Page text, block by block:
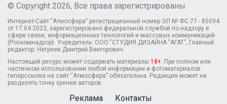
© Copyright 2026, Все права зарегистрированы
Интернет-Сайт "Атмосфера" регистрационный номер ЭЛ № ФС 77 - 85094
от 17.04.2023, зарегистрировано федеральной службой по надзору в
сфере связи, информационных технологий и массовых коммуникаций
(Роскомнадзор). Учредитель: ООО "СТУДИЯ ДИЗАЙНА "АГАТ", Главный
редактор: Негреев Дмитрий Викторович
Настоящий ресурс может содержать материалы 18+ . При полном или
частичном использовании любой информации и фотоматериалов
гиперссылка на сайт “Атмосфера” обязательна. Редакция может не
разделять точку зрения авторов.
Реклама Контакты